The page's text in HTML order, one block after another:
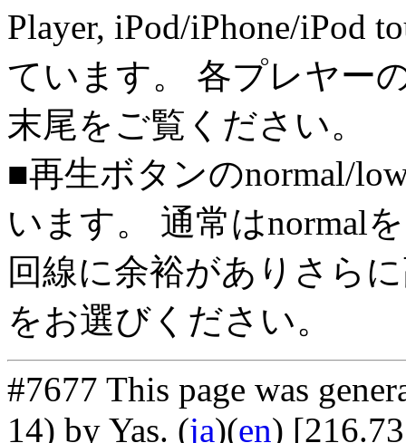
Player, iPod/iPhone/iPod
ています。 各プレヤー
末尾をご覧ください。
■再生ボタンのnormal/
います。 通常はnormal
回線に余裕がありさら
をお選びください。
#7677 This page was
14) by Yas. (ja)(en)